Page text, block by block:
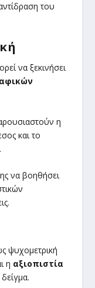
του
να ξεκινήσει
η
και το
να βοηθήσει
ψυχομετρική
η αξιοπιστία